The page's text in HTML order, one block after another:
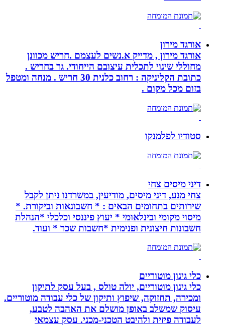
אורגד מירון
אורגד מירון , מדייק א.נשים לעצמם .חריש מכוונן
מחוללי שינוי לתכלית עיצובם הייחודי. גר בחריש .
כתובת הקליניקה : רחוב כלנית 30 חריש . מנחה ומטפל
בזום מכל מקום .
סטודיו לפלמנקו
דיני מיסים צחי
צחי מנע, דיני מיסים, מודיעין, במשרדנו ניתן לקבל
שירותים בתחומים הבאים : * חשבונאות וביקורת. *
מיסוי מקומי ובינלאומי * יעוץ פיננסי וכלכלי *הנהלת
חשבונות חיצונית ופנימית *חשבות שכר * ועוד.
כלי גינון מוטוריים
כלי גינון מוטוריים, יולה טולס , בעל עסק לתיקון
ומכירה, תחזוקה, שיפוץ ותיקון של כלי עבודה מוטוריים.
עיסוק שמשלב באופן מושלם את האהבה לטבע,
לעבודה פיזית ולהיבט הטכני-מכני. עסק עצמאי